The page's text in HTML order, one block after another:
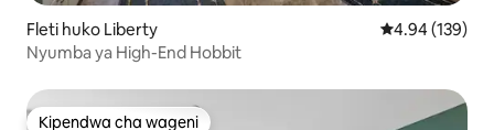
Fleti huko Liberty Ukadiriaji wa
4.94 (139)
Nyumba ya High-End Hobbit
Kipendwa cha wageni